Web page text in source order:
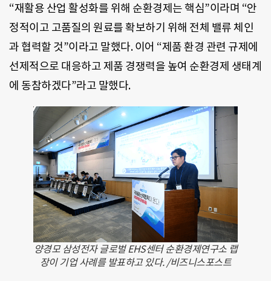
“재활용 산업 활성화를 위해 순환경제는 핵심”이라며 “안
정적이고 고품질의 원료를 확보하기 위해 전체 밸류 체인
과 협력할 것”이라고 말했다. 이어 “제품 환경 관련 규제에
선제적으로 대응하고 제품 경쟁력을 높여 순환경제 생태계
에 동참하겠다”라고 말했다.
양경모 삼성전자 글로벌 EHS센터 순환경제연구소 랩
장이 기업 사례를 발표하고 있다. /비즈니스포스트